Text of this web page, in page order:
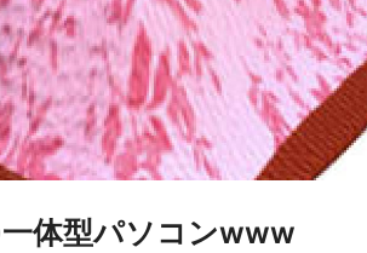
体型パソコンwww